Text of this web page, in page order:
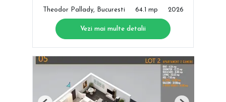
Theodor Pallady, Bucuresti 64.1 mp 2026
Vezi mai multe detalii